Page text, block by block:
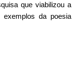
que viabilizou a
da poesia